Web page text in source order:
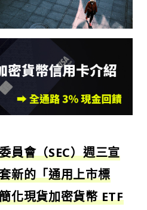
員會（SEC）週三宣
新的「通用上市標
化現貨加密貨幣 ETF